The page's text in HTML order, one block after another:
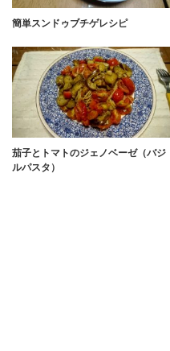
簡単スンドゥブチゲレシピ
茄子とトマトのジェノベーゼ（バジ
ルパスタ）